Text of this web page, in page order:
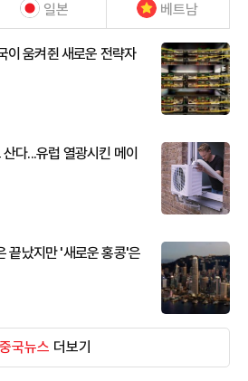
일본 베트남
이 움켜쥔 새로운 전략자
다...유럽 열광시킨 메이
끝났지만 '새로운 홍콩'은
중국뉴스 더보기